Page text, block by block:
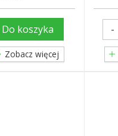
Do koszyka
Zobacz więcej
-